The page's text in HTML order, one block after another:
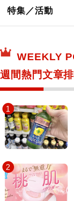
日常用藥
所有
特集／活動
東京百貨店～
WEEKLY
週間熱門文章